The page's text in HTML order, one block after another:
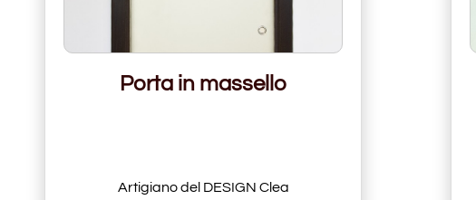
Porta in massello
Artigiano del DESIGN Clea